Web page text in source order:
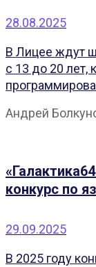
28.08.2025
В Лицее ждут
с 13 до 20 лет,
Андрей
конкурс по
29.09.2025
В 2025 году